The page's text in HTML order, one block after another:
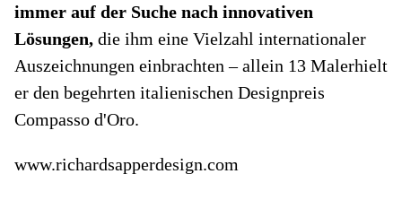
immer auf der Suche nach innovativen
Lösungen, die ihm eine Vielzahl internationaler
Auszeichnungen einbrachten – allein 13 Malerhielt
er den begehrten italienischen Designpreis
Compasso d'Oro.
www.richardsapperdesign.com